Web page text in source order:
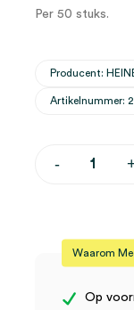
Per 50 stuks.
Producent:
Artikelnummer:
-
3.0mm
(50)
aantal
Waarom
Op